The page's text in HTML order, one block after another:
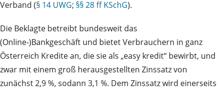
Verband (§ 14 UWG; §§ 28 ff KSchG).
Die Beklagte betreibt bundesweit das
(Online‑)Bankgeschäft und bietet Verbrauchern in ganz
Österreich Kredite an, die sie als „easy kredit“ bewirbt, und
zwar mit einem groß herausgestellten Zinssatz von
zunächst 2,9 %, sodann 3,1 %. Dem Zinssatz wird einerseits